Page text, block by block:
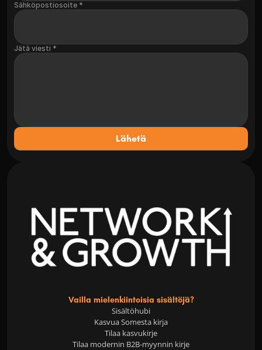
Sähköpostiosoite *
Jätä viesti *
Lähetä
Vailla mielenkiintoisia sisältöjä?
Sisältöhubi
Kasvua Somesta kirja
Tilaa kasvukirje
Tilaa modernin B2B-myynnin kirje